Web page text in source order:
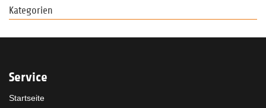
Kategorien
Service
Startseite